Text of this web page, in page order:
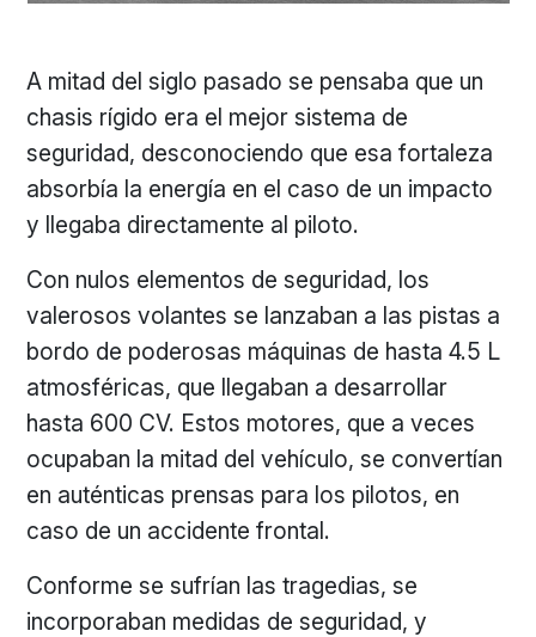
A mitad del siglo pasado se pensaba que un
chasis rígido era el mejor sistema de
seguridad, desconociendo que esa fortaleza
absorbía la energía en el caso de un impacto
y llegaba directamente al piloto.
Con nulos elementos de seguridad, los
valerosos volantes se lanzaban a las pistas a
bordo de poderosas máquinas de hasta 4.5 L
atmosféricas, que llegaban a desarrollar
hasta 600 CV. Estos motores, que a veces
ocupaban la mitad del vehículo, se convertían
en auténticas prensas para los pilotos, en
caso de un accidente frontal.
Conforme se sufrían las tragedias, se
incorporaban medidas de seguridad, y